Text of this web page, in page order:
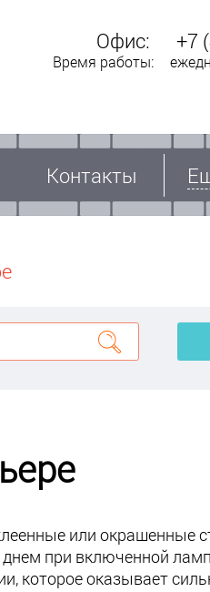
Офис: +7
Время работы:
Контакты
или окрашенные
при включенной
которое оказывает